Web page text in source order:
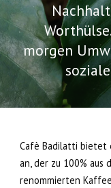
morgen
Cafè Badilatti bietet
an, der zu 100%
renommierten